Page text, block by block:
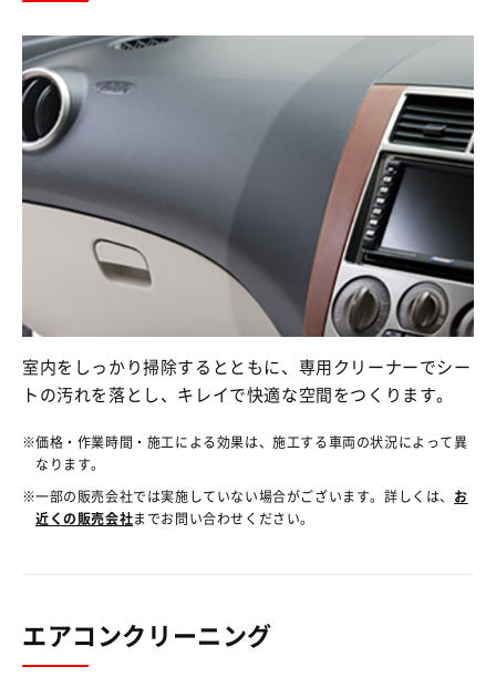
室内をしっかり掃除するとともに、専用クリーナーでシー
トの汚れを落とし、キレイで快適な空間をつくります。
価格・作業時間・施工による効果は、施工する車両の状況によって異
なります。
一部の販売会社では実施していない場合がございます。詳しくは、 お
近くの販売会社までお問い合わせください。
エアコンクリーニング